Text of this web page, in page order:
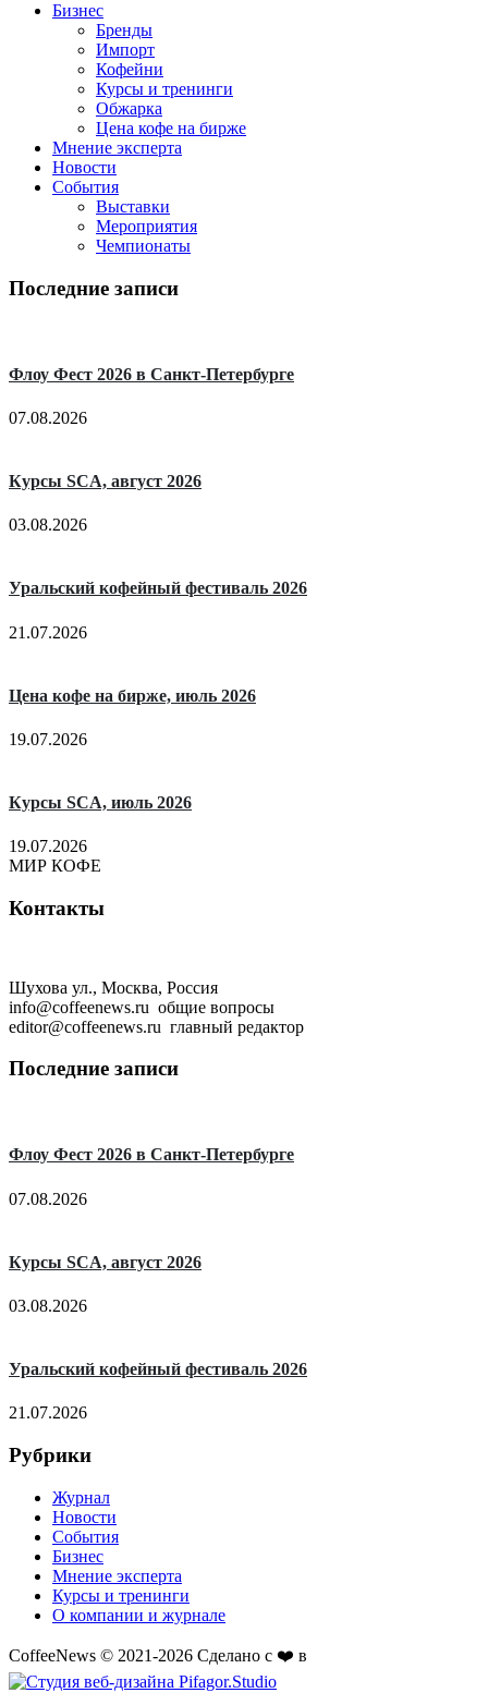
Бизнес
Бренды
Импорт
Кофейни
Курсы и тренинги
Обжарка
Цена кофе на бирже
Мнение эксперта
Новости
События
Выставки
Мероприятия
Чемпионаты
Последние записи
Флоу Фест 2026 в Санкт-Петербурге
07.08.2026
Курсы SCA, август 2026
03.08.2026
Уральский кофейный фестиваль 2026
21.07.2026
Цена кофе на бирже, июль 2026
19.07.2026
Курсы SCA, июль 2026
19.07.2026
МИР КОФЕ
Контакты
Шухова ул., Москва, Россия
info@coffeenews.ru общие вопросы
editor@coffeenews.ru главный редактор
Последние записи
Флоу Фест 2026 в Санкт-Петербурге
07.08.2026
Курсы SCA, август 2026
03.08.2026
Уральский кофейный фестиваль 2026
21.07.2026
Рубрики
Журнал
Новости
События
Бизнес
Мнение эксперта
Курсы и тренинги
О компании и журнале
CoffeeNews © 2021-2026 Сделано с ❤️ в